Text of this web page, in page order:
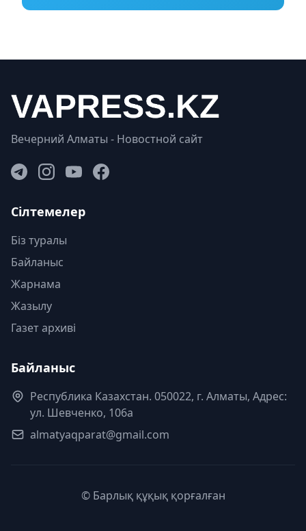
Вечерний Алматы - Новостной сайт
Сілтемелер
Біз туралы
Байланыс
Жарнама
Жазылу
Газет архиві
Байланыс
Республика Казахстан. 050022, г. Алматы, Адрес:
ул. Шевченко, 106а
almatyaqparat@gmail.com
© Барлық құқық қорғалған